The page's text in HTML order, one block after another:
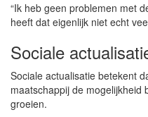
“Ik heb geen problemen met
heeft dat eigenlijk niet echt
Sociale
Sociale actualisatie betekent
maatschappij de mogelijkheid
groeien.